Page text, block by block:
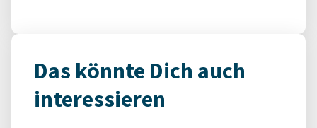
Das könnte Dich auch
interessieren